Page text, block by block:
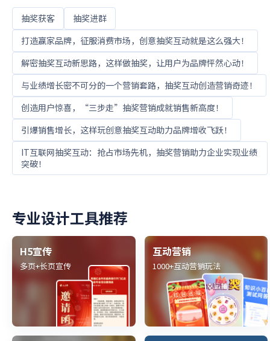
抽奖获客
抽奖进群
打造赢家品牌，征服消费市场，创意抽奖互动就是这么强大！
解密抽奖互动新思路，这样做抽奖，让用户为品牌怦然心动！
与业绩增长密不可分的一个营销套路，抽奖互动创造营销奇迹！
创造用户惊喜，“三步走”抽奖营销成就销售新高度！
引爆销售增长，这样玩创意抽奖互动助力品牌增收飞跃！
IT互联网抽奖互动：抢占市场先机，抽奖营销助力企业实现业绩
突破！
专业设计工具推荐
H5宣传
多页+长页宣传
互动营销
1000+互动营销玩法